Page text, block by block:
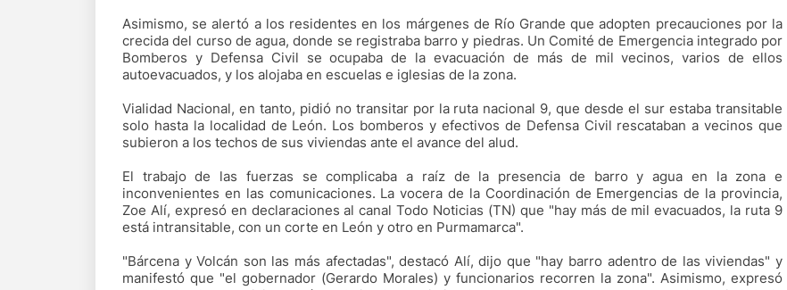
Asimismo, se alertó a los residentes en los márgenes de Río Grande que adopten precauciones por la
crecida del curso de agua, donde se registraba barro y piedras. Un Comité de Emergencia integrado por
Bomberos y Defensa Civil se ocupaba de la evacuación de más de mil vecinos, varios de ellos
autoevacuados, y los alojaba en escuelas e iglesias de la zona.
Vialidad Nacional, en tanto, pidió no transitar por la ruta nacional 9, que desde el sur estaba transitable
solo hasta la localidad de León. Los bomberos y efectivos de Defensa Civil rescataban a vecinos que
subieron a los techos de sus viviendas ante el avance del alud.
El trabajo de las fuerzas se complicaba a raíz de la presencia de barro y agua en la zona e
inconvenientes en las comunicaciones. La vocera de la Coordinación de Emergencias de la provincia,
Zoe Alí, expresó en declaraciones al canal Todo Noticias (TN) que "hay más de mil evacuados, la ruta 9
está intransitable, con un corte en León y otro en Purmamarca".
"Bárcena y Volcán son las más afectadas", destacó Alí, dijo que "hay barro adentro de las viviendas" y
manifestó que "el gobernador (Gerardo Morales) y funcionarios recorren la zona". Asimismo, expresó